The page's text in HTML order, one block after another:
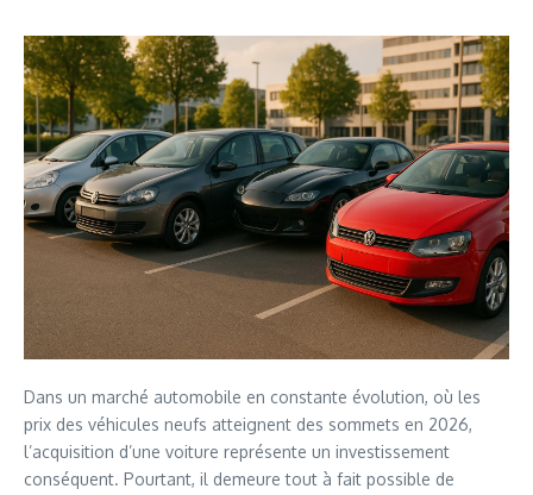
Dans un marché automobile en constante évolution, où les
prix des véhicules neufs atteignent des sommets en 2026,
l’acquisition d’une voiture représente un investissement
conséquent. Pourtant, il demeure tout à fait possible de